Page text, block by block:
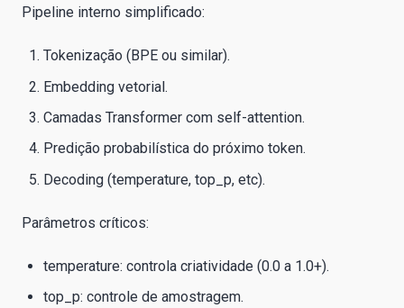
Pipeline interno simplificado:
Tokenização (BPE ou similar).
Embedding vetorial.
Camadas Transformer com self-attention.
Predição probabilística do próximo token.
Decoding (temperature, top_p, etc).
Parâmetros críticos:
temperature: controla criatividade (0.0 a 1.0+).
top_p: controle de amostragem.